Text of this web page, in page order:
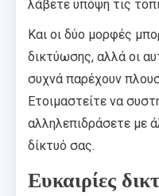
λάβετε υπόψη τις
Και οι δύο μορφές
δικτύωσης, αλλά οι
συχνά παρέχουν
Ετοιμαστείτε να
αλληλεπιδράσετε με
δίκτυό σας.
Ευκαιρίες